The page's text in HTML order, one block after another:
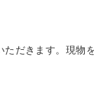
ただきます。現物